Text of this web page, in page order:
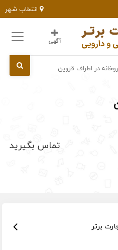
انتخاب شهر
آگهی
در اطراف قزوین
تماس بگیرید
برتر